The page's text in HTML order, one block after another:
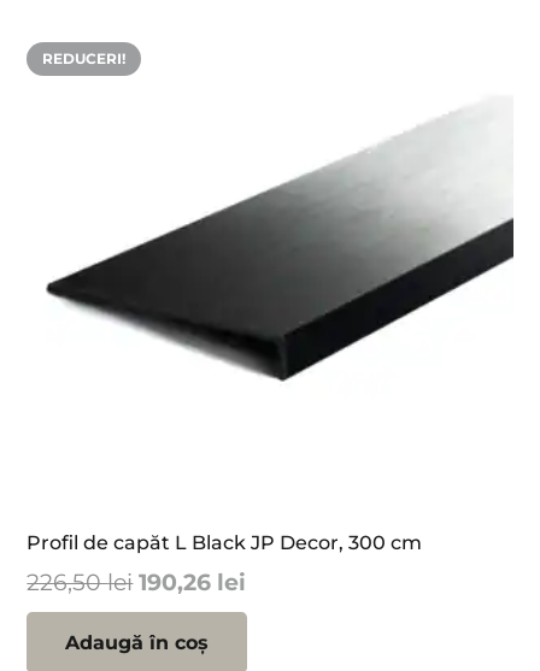
REDUCERI!
Profil de capăt L Black JP Decor, 300 cm
226,50leiPrețul
inițial
a
190,26 lei
curent
Adaugă în coș